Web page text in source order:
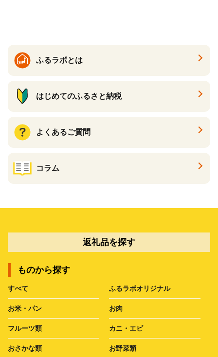
ふるラボとは
はじめてのふるさと納税
よくあるご質問
コラム
返礼品を探す
ものから探す
すべて ふるラボオリジナル
お米・パン お肉
フルーツ類 カニ・エビ
おさかな類 お野菜類